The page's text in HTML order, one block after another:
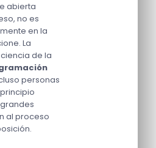
abierta
no es
en la
La
de la
personas
al proceso